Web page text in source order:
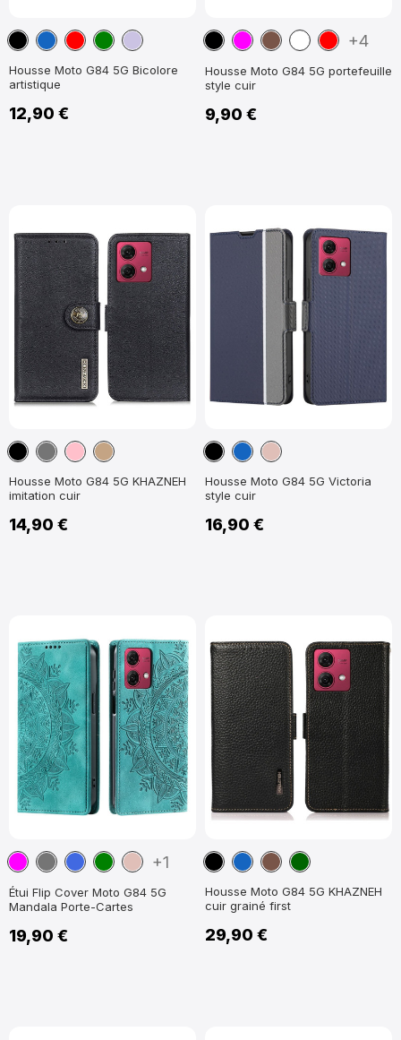
NoirBleuRouge
VertViolet
Housse Moto G84 5G Bicolore
artistique
12,90 €
NoirMagenta
Marron
BlancRouge
+4
Housse Moto G84 5G portefeuille
style cuir
9,90 €
NoirGrisRoseMarron
Housse Moto G84 5G KHAZNEH
imitation cuir
14,90 €
NoirBleuOr
Housse Moto G84 5G Victoria
style cuir
16,90 €
Magenta
GrisBleuVertOr
+1
Étui Flip Cover Moto G84 5G
Mandala Porte-Cartes
19,90 €
NoirBleuMarron
Vert
Housse Moto G84 5G KHAZNEH
cuir grainé first
29,90 €